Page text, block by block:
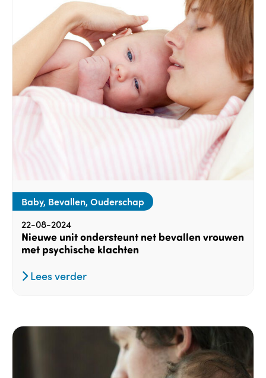
Baby, Bevallen, Ouderschap
22-08-2024
Nieuwe unit ondersteunt net bevallen vrouwen
met psychische klachten
Lees verder